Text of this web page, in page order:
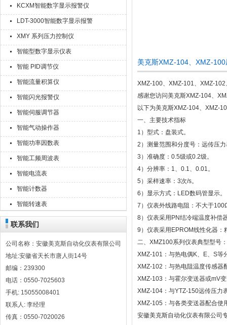
KCXM智能数字显示报警仪
LDT-3000智能数字显示报警
仪
XMY 系列压力控制仪
智能型数字显示仪表
智能 PID调节仪
智能流量积算仪
智能闪光报警仪
智能伺服调节器
智能气动操作器
智能功率因数表
智能工频周波表
智能电流表
智能计数器
智能转速表
联系我们
公司名称：安徽美克斯自动化仪表有限公司
地址:安徽省天长市唐人街14号
邮编：239300
电话：0550-7025603
手机: 15055008401
联系人: 李经理
传真：0550-7020026
美克斯XMZ-104、XMZ-
XMZ-100、XMZ-101、XMZ-
感谢您访问美克斯XMZ-104、
以下为美克斯XMZ-104、XMZ-
一、主要技术指标
1）型式：盘装式。
2）测量范围和分度号：远传压
3）准确度：0.5级或0.2级。
4）分辨率：1、0.1、0.01。
5）采样速率：3次/s。
6）显示方式：LED数码管显示。
7）仪表外线路电阻：不大于
8）仪表采用PN结冷端温度补偿
9）仪表采用EPROM线性化器：
二、XMZ100系列仪表典型型号：
XMZ-101：与热电偶K、E、S等
XMZ-102：与热电阻温度传感器
XMZ-103：与霍尔变送器或mV
XMZ-104：与YTZ-150远传压力
XMZ-105：与各类变送器配合使
安徽美克斯自动化仪表有限公司